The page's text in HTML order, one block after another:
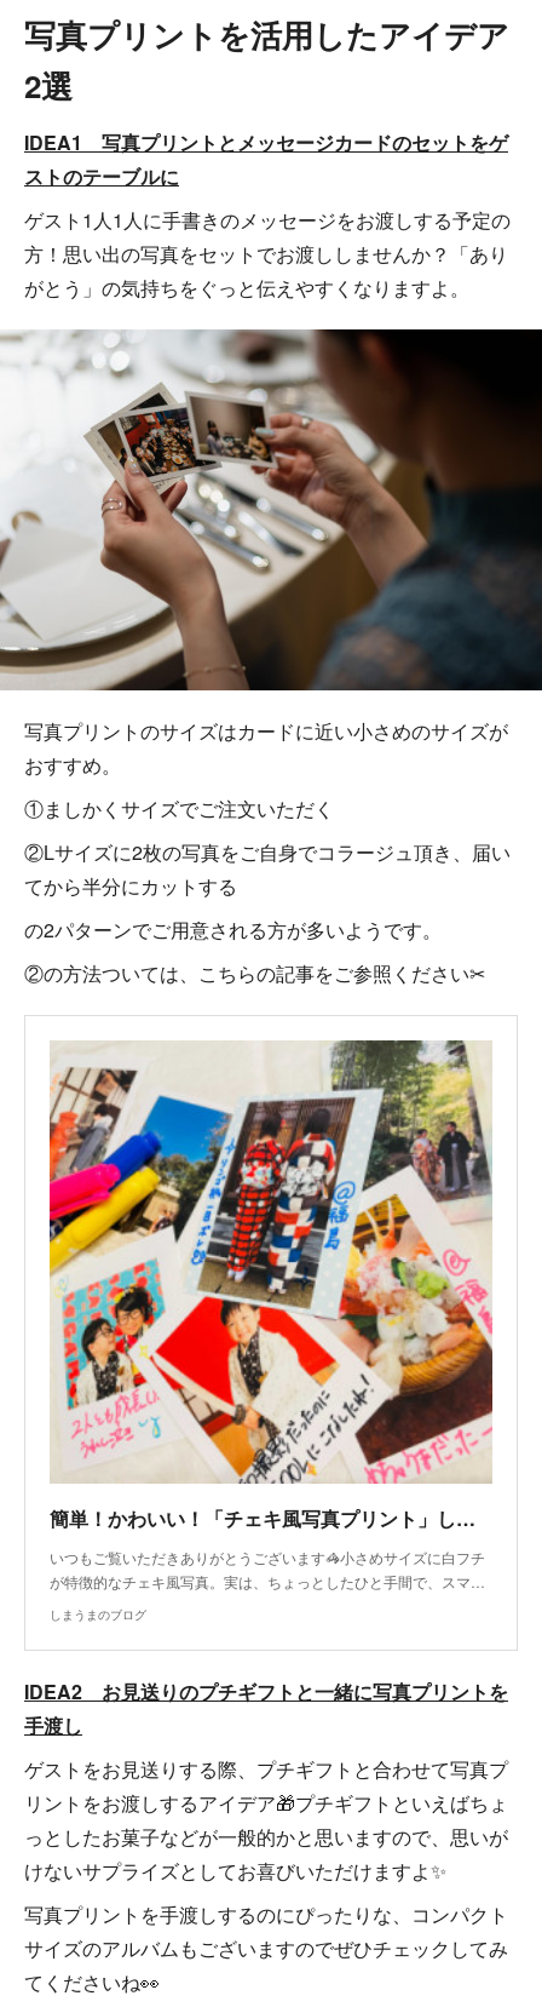
写真プリントを活用したアイデア
2選
IDEA1 写真プリントとメッセージカードのセットをゲ
ストのテーブルに
ゲスト1人1人に手書きのメッセージをお渡しする予定の
方！思い出の写真をセットでお渡ししませんか？「あり
がとう」の気持ちをぐっと伝えやすくなりますよ。
写真プリントのサイズはカードに近い小さめのサイズが
おすすめ。
①ましかくサイズでご注文いただく
②Lサイズに2枚の写真をご自身でコラージュ頂き、届い
てから半分にカットする
の2パターンでご用意される方が多いようです。
②の方法ついては、こちらの記事をご参照ください✂
簡単！かわいい！「チェキ風写真プリント」してみない？
いつもご覧いただきありがとうございます🦓小さめサイズに白フチ
が特徴的なチェキ風写真。実は、ちょっとしたひと手間で、スマ…
しまうまのブログ
IDEA2 お見送りのプチギフトと一緒に写真プリントを
手渡し
ゲストをお見送りする際、プチギフトと合わせて写真プ
リントをお渡しするアイデア🎁プチギフトといえばちょ
っとしたお菓子などが一般的かと思いますので、思いが
けないサプライズとしてお喜びいただけますよ✨
写真プリントを手渡しするのにぴったりな、コンパクト
サイズのアルバムもございますのでぜひチェックしてみ
てくださいね👀